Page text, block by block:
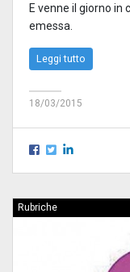
E venne il giorno in
emessa.
Leggi tutto
18/03/2015
Rubriche